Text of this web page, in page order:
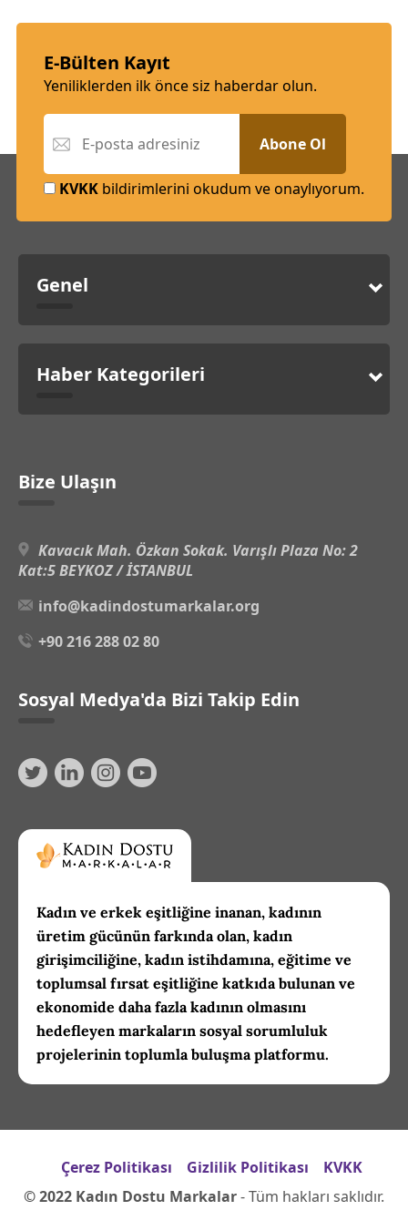
E-Bülten Kayıt
Yeniliklerden ilk önce siz haberdar olun.
Abone Ol
KVKK bildirimlerini okudum ve onaylıyorum.
Genel
Haber Kategorileri
Bize Ulaşın
Kavacık Mah. Özkan Sokak. Varışlı Plaza No: 2
Kat:5 BEYKOZ / İSTANBUL
info@kadindostumarkalar.org
+90 216 288 02 80
Sosyal Medya'da Bizi Takip Edin
Kadın ve erkek eşitliğine inanan, kadının
üretim gücünün farkında olan, kadın
girişimciliğine, kadın istihdamına, eğitime ve
toplumsal fırsat eşitliğine katkıda bulunan ve
ekonomide daha fazla kadının olmasını
hedefleyen markaların sosyal sorumluluk
projelerinin toplumla buluşma platformu.
Çerez Politikası Gizlilik Politikası
KVKK
© 2022 Kadın Dostu Markalar- Tüm hakları saklıdır.